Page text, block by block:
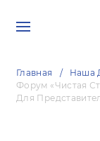
Главная Наша
Форум «Чистая
Для